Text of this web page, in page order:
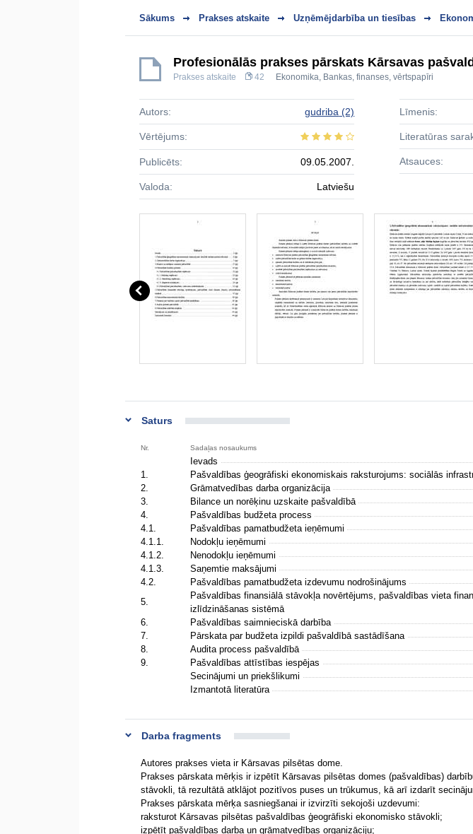
Sākums Prakses atskaite Uzņēmējdarbība un tiesības
Profesionālās prakses pārskats Kārsavas
Prakses atskaite 42 Ekonomika, Bankas, finanses, vērtspapīri
Autors: gudriba (2)
Vērtējums:
Publicēts: 09.05.2007.
Valoda: Latviešu
Līmenis:
Literatūras
Atsauces:
Saturs
Nr. Sadaļas nosaukums
Ievads
1.
Pašvaldības ģeogrāfiski ekonomiskais raksturojums: sociālās
2.
Grāmatvedības darba organizācija
3.
Bilance un norēķinu uzskaite pašvaldībā
4.
Pašvaldības budžeta process
4.1.
Pašvaldības pamatbudžeta ieņēmumi
4.1.1.
Nodokļu ieņēmumi
4.1.2.
Nenodokļu ieņēmumi
4.1.3.
Saņemtie maksājumi
4.2.
Pašvaldības pamatbudžeta izdevumu nodrošinājums
5.
Pašvaldības finansiālā stāvokļa novērtējums, pašvaldības vieta
izlīdzināšanas sistēmā
6.
Pašvaldības saimnieciskā darbība
7.
Pārskata par budžeta izpildi pašvaldībā sastādīšana
8.
Audita process pašvaldībā
9.
Pašvaldības attīstības iespējas
Secinājumi un priekšlikumi
Izmantotā literatūra
Darba fragments
Autores prakses vieta ir Kārsavas pilsētas dome.
Prakses pārskata mērķis ir izpētīt Kārsavas pilsētas domes (pašvaldības)
stāvokli, tā rezultātā atklājot pozitīvos puses un trūkumus, kā arī izdarīt
Prakses pārskata mērķa sasniegšanai ir izvirzīti sekojoši uzdevumi:
raksturot Kārsavas pilsētas pašvaldības ģeogrāfiski ekonomisko stāvokli;
izpētīt pašvaldības darba un grāmatvedības organizāciju;